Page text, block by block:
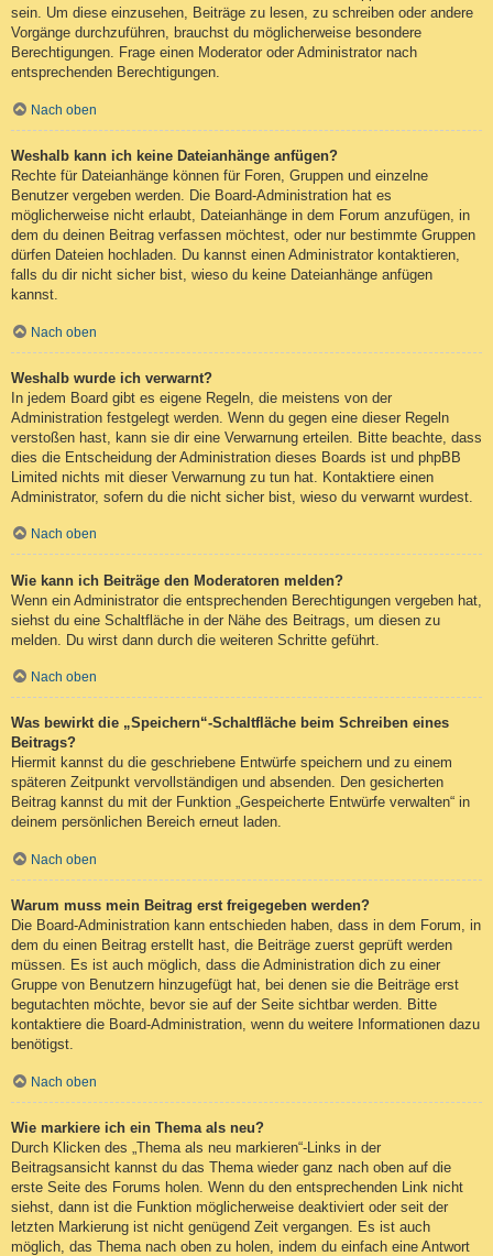
sein. Um diese einzusehen, Beiträge zu lesen, zu schreiben oder andere
Vorgänge durchzuführen, brauchst du möglicherweise besondere
Berechtigungen. Frage einen Moderator oder Administrator nach
entsprechenden Berechtigungen.
Nach oben
Weshalb kann ich keine Dateianhänge anfügen?
Rechte für Dateianhänge können für Foren, Gruppen und einzelne
Benutzer vergeben werden. Die Board-Administration hat es
möglicherweise nicht erlaubt, Dateianhänge in dem Forum anzufügen, in
dem du deinen Beitrag verfassen möchtest, oder nur bestimmte Gruppen
dürfen Dateien hochladen. Du kannst einen Administrator kontaktieren,
falls du dir nicht sicher bist, wieso du keine Dateianhänge anfügen
kannst.
Nach oben
Weshalb wurde ich verwarnt?
In jedem Board gibt es eigene Regeln, die meistens von der
Administration festgelegt werden. Wenn du gegen eine dieser Regeln
verstoßen hast, kann sie dir eine Verwarnung erteilen. Bitte beachte, dass
dies die Entscheidung der Administration dieses Boards ist und phpBB
Limited nichts mit dieser Verwarnung zu tun hat. Kontaktiere einen
Administrator, sofern du die nicht sicher bist, wieso du verwarnt wurdest.
Nach oben
Wie kann ich Beiträge den Moderatoren melden?
Wenn ein Administrator die entsprechenden Berechtigungen vergeben hat,
siehst du eine Schaltfläche in der Nähe des Beitrags, um diesen zu
melden. Du wirst dann durch die weiteren Schritte geführt.
Nach oben
Was bewirkt die „Speichern“-Schaltfläche beim Schreiben eines
Beitrags?
Hiermit kannst du die geschriebene Entwürfe speichern und zu einem
späteren Zeitpunkt vervollständigen und absenden. Den gesicherten
Beitrag kannst du mit der Funktion „Gespeicherte Entwürfe verwalten“ in
deinem persönlichen Bereich erneut laden.
Nach oben
Warum muss mein Beitrag erst freigegeben werden?
Die Board-Administration kann entschieden haben, dass in dem Forum, in
dem du einen Beitrag erstellt hast, die Beiträge zuerst geprüft werden
müssen. Es ist auch möglich, dass die Administration dich zu einer
Gruppe von Benutzern hinzugefügt hat, bei denen sie die Beiträge erst
begutachten möchte, bevor sie auf der Seite sichtbar werden. Bitte
kontaktiere die Board-Administration, wenn du weitere Informationen dazu
benötigst.
Nach oben
Wie markiere ich ein Thema als neu?
Durch Klicken des „Thema als neu markieren“-Links in der
Beitragsansicht kannst du das Thema wieder ganz nach oben auf die
erste Seite des Forums holen. Wenn du den entsprechenden Link nicht
siehst, dann ist die Funktion möglicherweise deaktiviert oder seit der
letzten Markierung ist nicht genügend Zeit vergangen. Es ist auch
möglich, das Thema nach oben zu holen, indem du einfach eine Antwort